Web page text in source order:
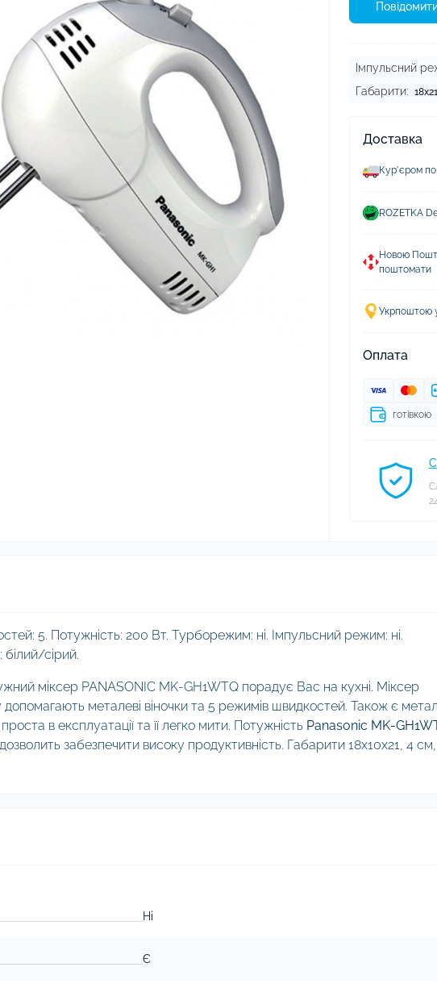
Чохли для навушників
Імпульсний
Габарити:
Доставка
Курʼєром
ROZETKA
Новою
поштомати
Укрпоштою у
Оплата
готівкою
5. Потужність: 200 Вт. Турборежим: ні. Імпульсний режим: ні.
білий/сірий.
міксер PANASONIC MK-GH1WTQ порадує Вас на кухні. Міксер
металеві віночки та 5 режимів швидкостей. Також є
в експлуатації та її легко мити. Потужність Panasonic MK-
забезпечити високу продуктивність. Габарити 18х10х21, 4
Ні
Є